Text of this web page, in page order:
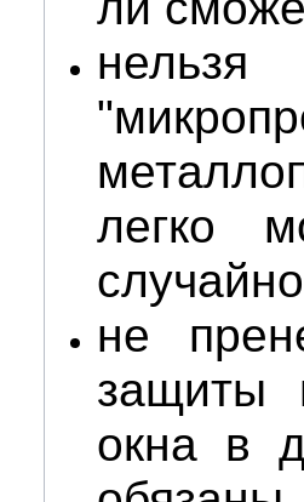
легко
не
защиты
окна в